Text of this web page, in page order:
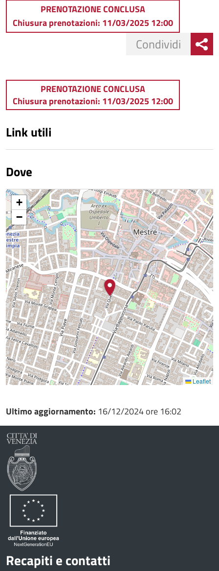
PRENOTAZIONE CONCLUSA
Chiusura prenotazioni: 11/03/2025 12:00
Condividi
PRENOTAZIONE CONCLUSA
Chiusura prenotazioni: 11/03/2025 12:00
Link utili
Dove
+
−
Leaflet
Ultimo aggiornamento: 16/12/2024 ore 16:02
Recapiti e contatti